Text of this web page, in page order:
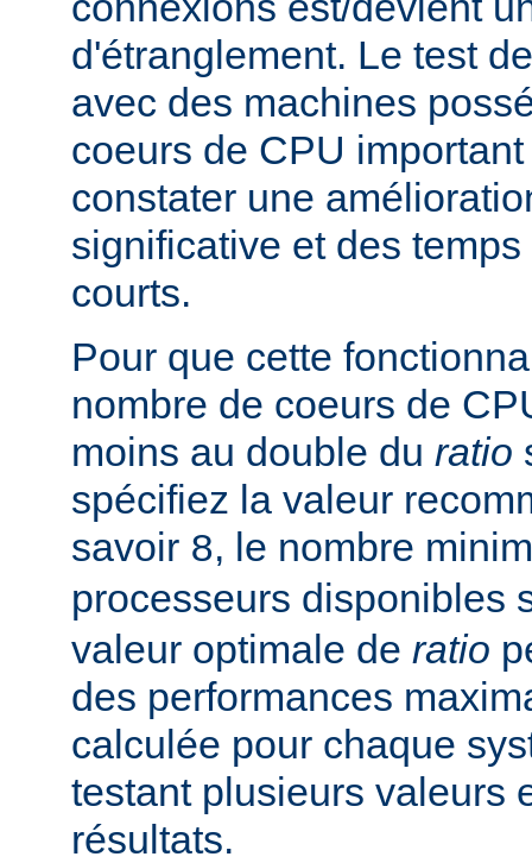
d'étranglement. Le test
avec des machines
coeurs de CPU
constater une
significative et des
courts.
Pour que cette
nombre de coeurs de
moins au double du ratio
spécifiez la valeur
savoir 8, le nombre
processeurs disponibles
valeur optimale de ratio
des performances
calculée pour chaque
testant plusieurs valeurs
résultats.